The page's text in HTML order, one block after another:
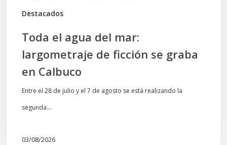
Destacados
Toda el agua del mar:
largometraje de ficción se graba
en Calbuco
Entre el 28 de julio y el 7 de agosto se está realizando la
segunda…
03/08/2026